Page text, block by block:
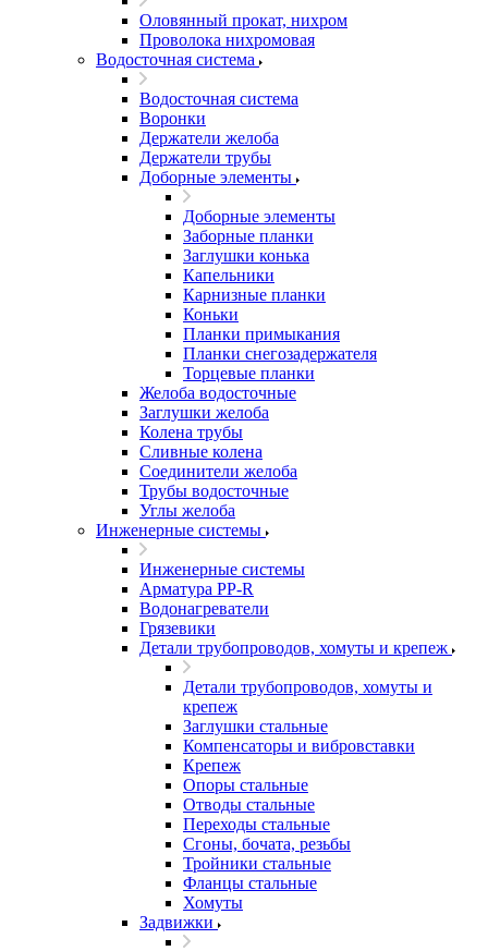
Оловянный прокат, нихром
Проволока нихромовая
Водосточная система
Водосточная система
Воронки
Держатели желоба
Держатели трубы
Доборные элементы
Доборные элементы
Заборные планки
Заглушки конька
Капельники
Карнизные планки
Коньки
Планки примыкания
Планки снегозадержателя
Торцевые планки
Желоба водосточные
Заглушки желоба
Колена трубы
Сливные колена
Соединители желоба
Трубы водосточные
Углы желоба
Инженерные системы
Инженерные системы
Арматура PP-R
Водонагреватели
Грязевики
Детали трубопроводов, хомуты и крепеж
Детали трубопроводов, хомуты и
крепеж
Заглушки стальные
Компенсаторы и вибровставки
Крепеж
Опоры стальные
Отводы стальные
Переходы стальные
Сгоны, бочата, резьбы
Тройники стальные
Фланцы стальные
Хомуты
Задвижки